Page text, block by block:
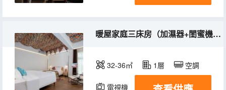
暖屋家庭三床房（加濕器+閨蜜機+愛奇藝會員無限看）
32-36㎡ 1層 空調
電視機